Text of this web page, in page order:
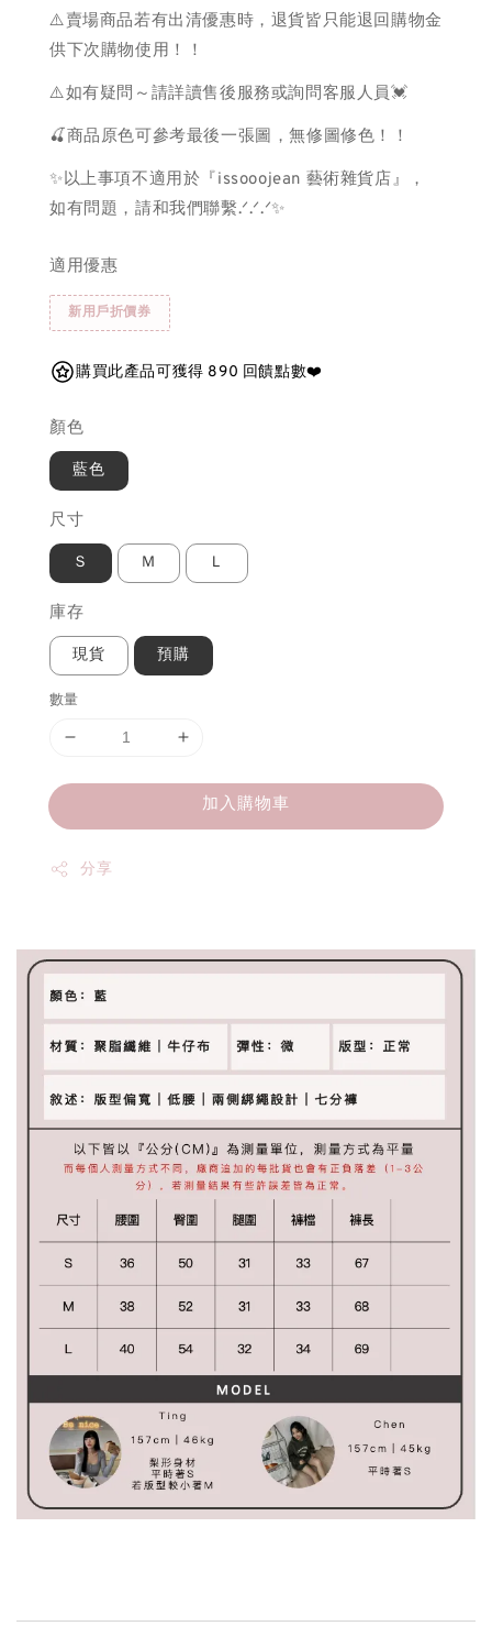
⚠️賣場商品若有出清優惠時，退貨皆只能退回購物金
供下次購物使用！！
⚠️如有疑問～請詳讀售後服務或詢問客服人員💓
🍒商品原色可參考最後一張圖，無修圖修色！！
✨以上事項不適用於『issooojean 藝術雜貨店』，
如有問題，請和我們聯繫.ᐟ.ᐟ.ᐟ✨
適用優惠
新用戶折價券
購買此產品可獲得 890 回饋點數❤️
顏色
藍色
尺寸
Ｓ Ｍ Ｌ
庫存
現貨 預購
數量
加入購物車
分享